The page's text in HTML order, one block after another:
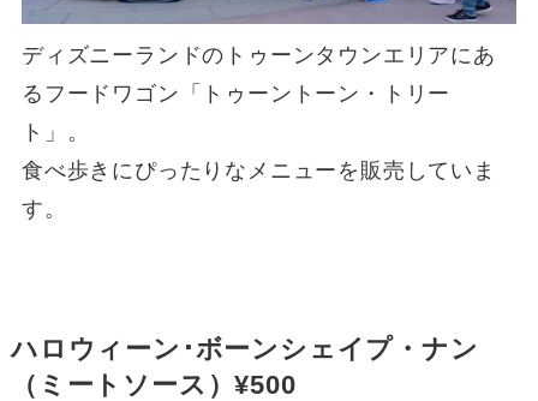
ディズニーランドのトゥーンタウンエリアにあ
るフードワゴン「トゥーントーン・トリー
ト」。
食べ歩きにぴったりなメニューを販売していま
す。
ハロウィーン･ボーンシェイプ・ナン
（ミートソース）¥500